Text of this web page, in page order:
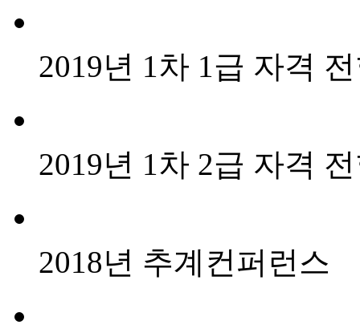
2019년 1차 1급 자격
2019년 1차 2급 자격
2018년 추계컨퍼런스